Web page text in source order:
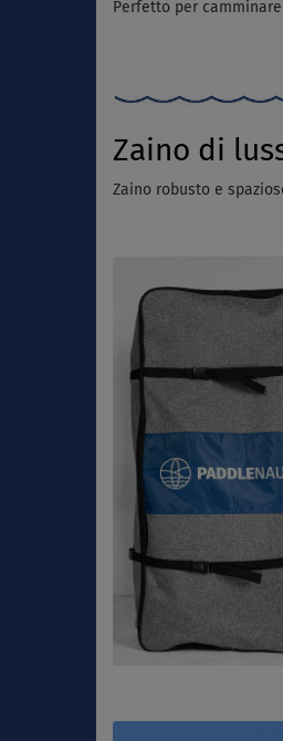
Perfetto per
Zaino di
Zaino robusto e